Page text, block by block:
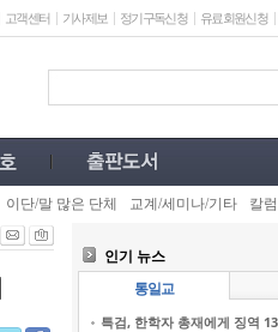
고객센터 기사제보 정기구독신청 유료회원신청
이단/말 많은 단체 교계/세미나/기타 칼럼
인기 뉴스
통일교
특검, 한학자 총재에게 징역